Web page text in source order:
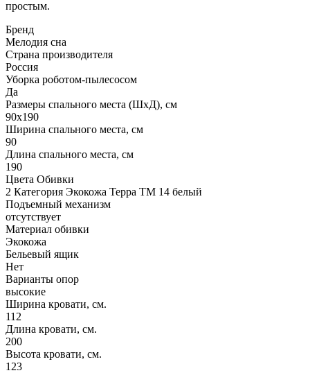
простым.
Бренд
Мелодия сна
Страна производителя
Россия
Уборка роботом-пылесосом
Да
Размеры спального места (ШхД), см
90х190
Ширина спального места, см
90
Длина спального места, см
190
Цвета Обивки
2 Категория Экокожа Терра ТМ 14 белый
Подъемный механизм
отсутствует
Материал обивки
Экокожа
Бельевый ящик
Нет
Варианты опор
высокие
Ширина кровати, см.
112
Длина кровати, см.
200
Высота кровати, см.
123